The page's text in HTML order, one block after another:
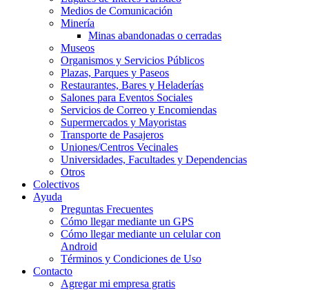
Medios de Comunicación
Minería
Minas abandonadas o cerradas
Museos
Organismos y Servicios Públicos
Plazas, Parques y Paseos
Restaurantes, Bares y Heladerías
Salones para Eventos Sociales
Servicios de Correo y Encomiendas
Supermercados y Mayoristas
Transporte de Pasajeros
Uniones/Centros Vecinales
Universidades, Facultades y Dependencias
Otros
Colectivos
Ayuda
Preguntas Frecuentes
Cómo llegar mediante un GPS
Cómo llegar mediante un celular con
Android
Términos y Condiciones de Uso
Contacto
Agregar mi empresa gratis